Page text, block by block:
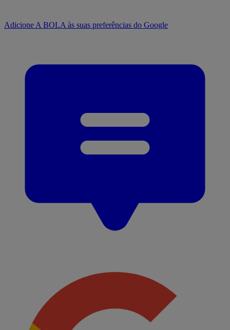
Adicione A BOLA às suas preferências do Google